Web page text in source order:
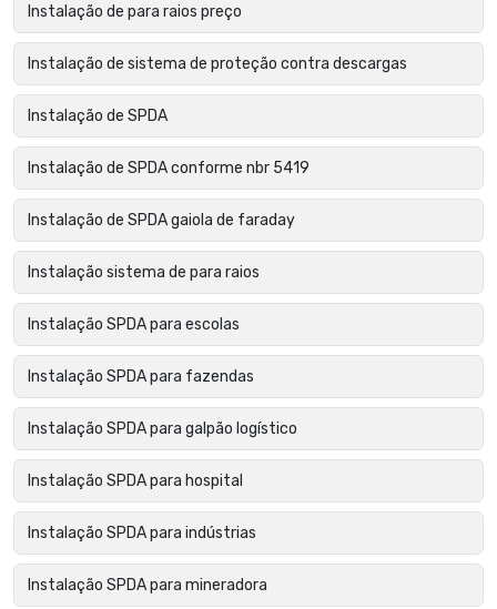
Instalação de para raios preço
Instalação de sistema de proteção contra descargas
Instalação de SPDA
Instalação de SPDA conforme nbr 5419
Instalação de SPDA gaiola de faraday
Instalação sistema de para raios
Instalação SPDA para escolas
Instalação SPDA para fazendas
Instalação SPDA para galpão logístico
Instalação SPDA para hospital
Instalação SPDA para indústrias
Instalação SPDA para mineradora